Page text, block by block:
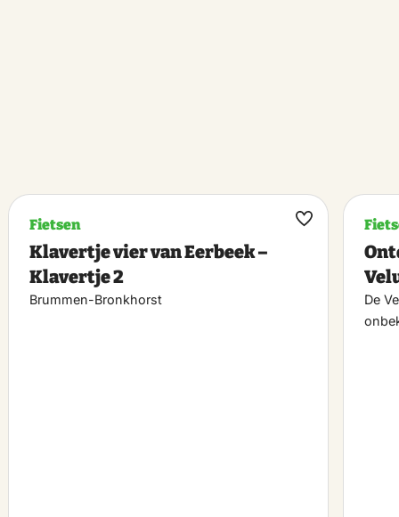
Fietsen
Klavertje vier van Eerbeek –
Klavertje 2
Brummen-Bronkhorst
Maak
De